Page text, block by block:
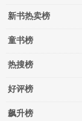
新书热卖榜
童书榜
热搜榜
好评榜
飙升榜